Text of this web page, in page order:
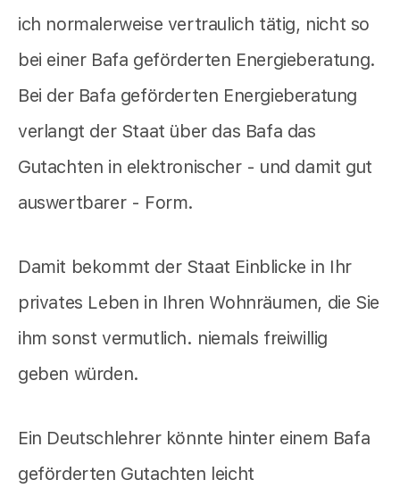
ich normalerweise vertraulich tätig, nicht so
bei einer Bafa geförderten Energieberatung.
Bei der Bafa geförderten Energieberatung
verlangt der Staat über das Bafa das
Gutachten in elektronischer - und damit gut
auswertbarer - Form.
Damit bekommt der Staat Einblicke in Ihr
privates Leben in Ihren Wohnräumen, die Sie
ihm sonst vermutlich. niemals freiwillig
geben würden.
Ein Deutschlehrer könnte hinter einem Bafa
geförderten Gutachten leicht